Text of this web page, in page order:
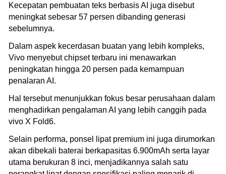
Kecepatan pembuatan teks berbasis AI juga disebut
meningkat sebesar 57 persen dibanding generasi
sebelumnya.
Dalam aspek kecerdasan buatan yang lebih kompleks,
Vivo menyebut chipset terbaru ini menawarkan
peningkatan hingga 20 persen pada kemampuan
penalaran AI.
Hal tersebut menunjukkan fokus besar perusahaan dalam
menghadirkan pengalaman AI yang lebih canggih pada
vivo X Fold6.
Selain performa, ponsel lipat premium ini juga dirumorkan
akan dibekali baterai berkapasitas 6.900mAh serta layar
utama berukuran 8 inci, menjadikannya salah satu